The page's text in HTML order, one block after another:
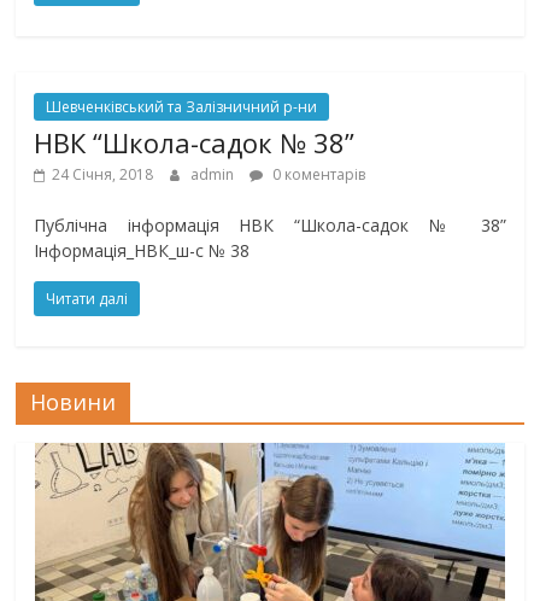
Шевченківський та Залізничний р-ни
НВК “Школа-садок № 38”
24 Січня, 2018 admin 0 коментарів
Публічна інформація НВК “Школа-садок № 38”
Інформація_НВК_ш-с № 38
Читати далі
Новини